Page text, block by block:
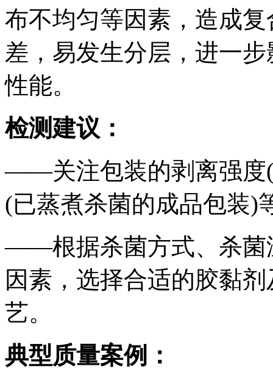
布不均匀等因素，造成
差，易发生分层，进一
性能。
检测建议：
——关注包装的剥离强度
(已蒸煮杀菌的成品包装)
——根据杀菌方式、杀菌
因素，选择合适的胶黏
艺。
典型质量案例：